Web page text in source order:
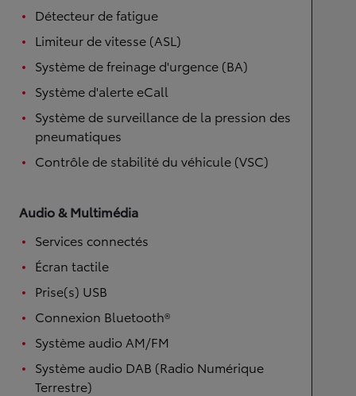
Détecteur de fatigue
Limiteur de vitesse (ASL)
Système de freinage d'urgence (BA)
Système d'alerte eCall
Système de surveillance de la pression des
pneumatiques
Contrôle de stabilité du véhicule (VSC)
Audio & Multimédia
Services connectés
Écran tactile
Prise(s) USB
Connexion Bluetooth®
Système audio AM/FM
Système audio DAB (Radio Numérique
Terrestre)